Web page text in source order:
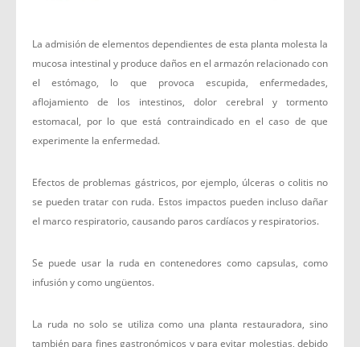
La admisión de elementos dependientes de esta planta molesta la
mucosa intestinal y produce daños en el armazón relacionado con
el estómago, lo que provoca escupida, enfermedades,
aflojamiento de los intestinos, dolor cerebral y tormento
estomacal, por lo que está contraindicado en el caso de que
experimente la enfermedad.
Efectos de problemas gástricos, por ejemplo, úlceras o colitis no
se pueden tratar con ruda. Estos impactos pueden incluso dañar
el marco respiratorio, causando paros cardíacos y respiratorios.
Se puede usar la ruda en contenedores como capsulas, como
infusión y como ungüentos.
La ruda no solo se utiliza como una planta restauradora, sino
también para fines gastronómicos y para evitar molestias, debido